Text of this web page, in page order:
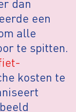
een
alle
te spitten.
kosten te